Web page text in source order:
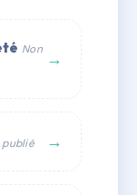
Non →
publié →